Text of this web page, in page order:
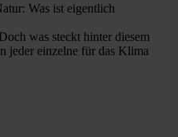
Was ist eigentlich
was steckt hinter diesem
jeder einzelne für das Klima